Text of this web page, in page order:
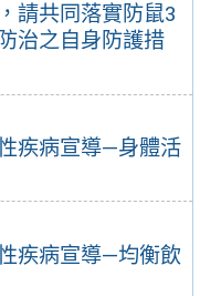
請共同落實防鼠3
治之自身防護措
疾病宣導—身體活
疾病宣導—均衡飲